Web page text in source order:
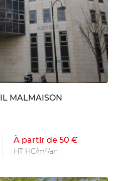
MALMAISON
À partir de 50 €
HT HC/m²/an